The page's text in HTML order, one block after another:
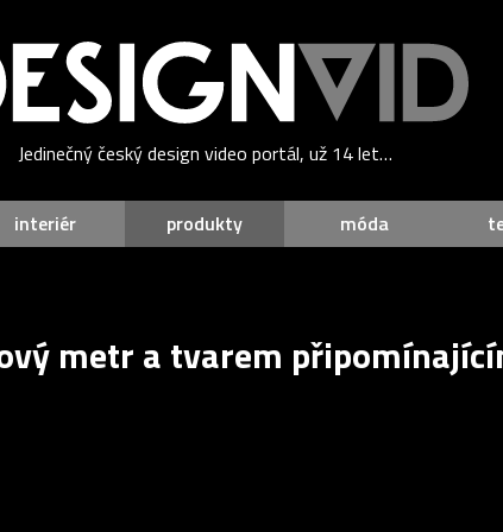
Jedinečný český design video portál, už 14 let…
interiér produkty móda
metr a tvarem